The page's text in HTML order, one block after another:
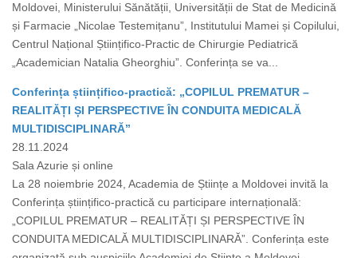
Moldovei, Ministerului Sănătății, Universității de Stat de Medicină
și Farmacie „Nicolae Testemițanu”, Institutului Mamei și Copilului,
Centrul Național Științifico-Practic de Chirurgie Pediatrică
„Academician Natalia Gheorghiu”. Conferința se va...
Conferința științifico-practică: „COPILUL PREMATUR –
REALITĂȚI ȘI PERSPECTIVE ÎN CONDUITA MEDICALĂ
MULTIDISCIPLINARĂ”
28.11.2024
Sala Azurie și online
La 28 noiembrie 2024, Academia de Științe a Moldovei invită la
Conferința științifico-practică cu participare internațională:
„COPILUL PREMATUR – REALITĂȚI ȘI PERSPECTIVE ÎN
CONDUITA MEDICALĂ MULTIDISCIPLINARĂ”. Conferința este